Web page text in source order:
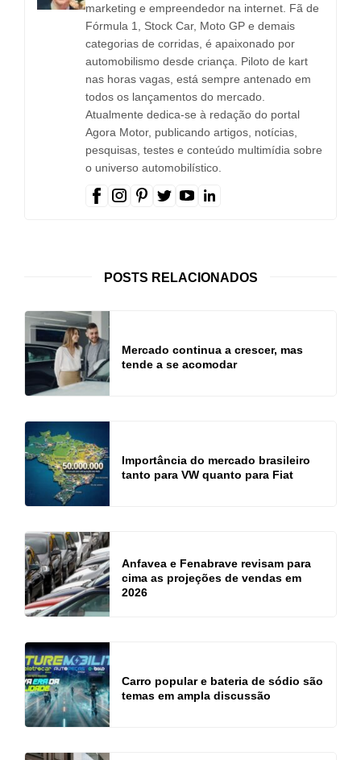
marketing e empreendedor na internet. Fã de
Fórmula 1, Stock Car, Moto GP e demais
categorias de corridas, é apaixonado por
automobilismo desde criança. Piloto de kart
nas horas vagas, está sempre antenado em
todos os lançamentos do mercado.
Atualmente dedica-se à redação do portal
Agora Motor, publicando artigos, notícias,
pesquisas, testes e conteúdo multimídia sobre
o universo automobilístico.
POSTS RELACIONADOS
Mercado continua a crescer, mas
tende a se acomodar
Importância do mercado brasileiro
tanto para VW quanto para Fiat
Anfavea e Fenabrave revisam para
cima as projeções de vendas em
2026
Carro popular e bateria de sódio são
temas em ampla discussão